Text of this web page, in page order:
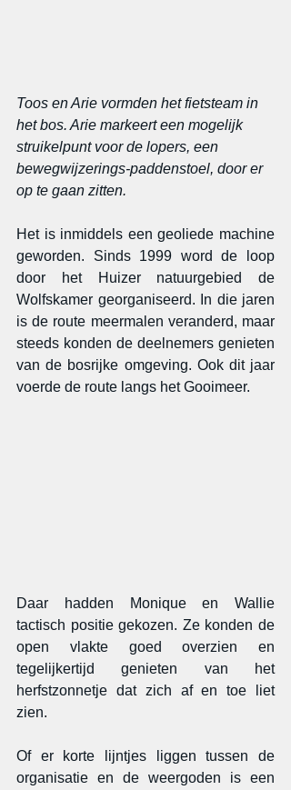
Toos en Arie vormden het fietsteam in
het bos. Arie markeert een mogelijk
struikelpunt voor de lopers, een
bewegwijzerings-paddenstoel, door er
op te gaan zitten.
Het is inmiddels een geoliede machine
geworden. Sinds 1999 word de loop
door het Huizer natuurgebied de
Wolfskamer georganiseerd. In die jaren
is de route meermalen veranderd, maar
steeds konden de deelnemers genieten
van de bosrijke omgeving. Ook dit jaar
voerde de route langs het Gooimeer.
Daar hadden Monique en Wallie
tactisch positie gekozen. Ze konden de
open vlakte goed overzien en
tegelijkertijd genieten van het
herfstzonnetje dat zich af en toe liet
zien.
Of er korte lijntjes liggen tussen de
organisatie en de weergoden is een